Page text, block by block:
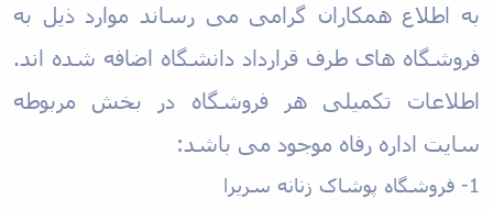
خدمات
تفریحی
صندوق
قرض
الحسنه
اداره
رفاه
به اطلاع همکاران گرامی می رساند موارد ذیل به
فروشگاه های طرف قرارداد دانشگاه اضافه شده اند.
اطلاعات تکمیلی هر فروشگاه در بخش مربوطه
سایت اداره رفاه موجود می باشد:
1- فروشگاه پوشاک زنانه
سریرا